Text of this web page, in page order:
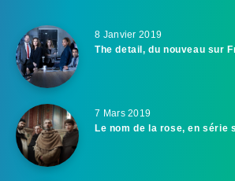
8 Janvier 2019
The detail, du nouveau sur
7 Mars 2019
Le nom de la rose, en série